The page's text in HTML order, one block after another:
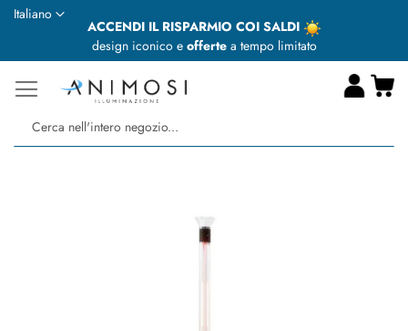
ACCENDI IL RISPARMIO COI SALDI
design iconico e offertea tempo limitato
Lingua
Italiano